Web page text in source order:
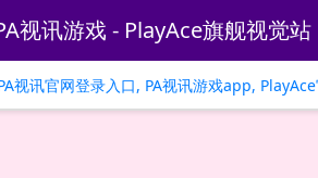
视讯游戏 - PlayAce旗舰视觉站
视讯官网登录入口, PA视讯游戏app,